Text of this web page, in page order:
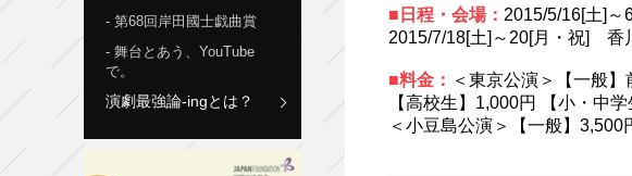
第68回岸田國士戯曲賞
舞台とあう、YouTube
で。
演劇最強論-ingとは？
■日程・会場： 2015/5/16[土]～
2015/7/18[土]～20[月・祝] 香
■料金： ＜東京公演＞【一般
【高校生】1,000円 【小・中
＜小豆島公演＞【一般】